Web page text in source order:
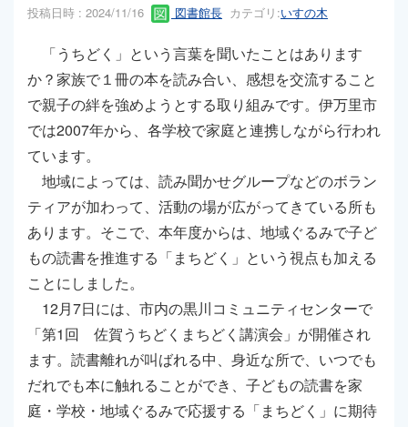
投稿日時 : 2024/11/16 図書館長 カテゴリ:いすの木
「うちどく」という言葉を聞いたことはあります
か？家族で１冊の本を読み合い、感想を交流すること
で親子の絆を強めようとする取り組みです。伊万里市
では2007年から、各学校で家庭と連携しながら行われ
ています。
地域によっては、読み聞かせグループなどのボラン
ティアが加わって、活動の場が広がってきている所も
あります。そこで、本年度からは、地域ぐるみで子ど
もの読書を推進する「まちどく」という視点も加える
ことにしました。
12月7日には、市内の黒川コミュニティセンターで
「第1回 佐賀うちどくまちどく講演会」が開催され
ます。読書離れが叫ばれる中、身近な所で、いつでも
だれでも本に触れることができ、子どもの読書を家
庭・学校・地域ぐるみで応援する「まちどく」に期待